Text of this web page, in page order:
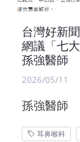
台灣好新
網議「七
孫強醫師
2026/05/11
孫強醫師
耳鼻喉科